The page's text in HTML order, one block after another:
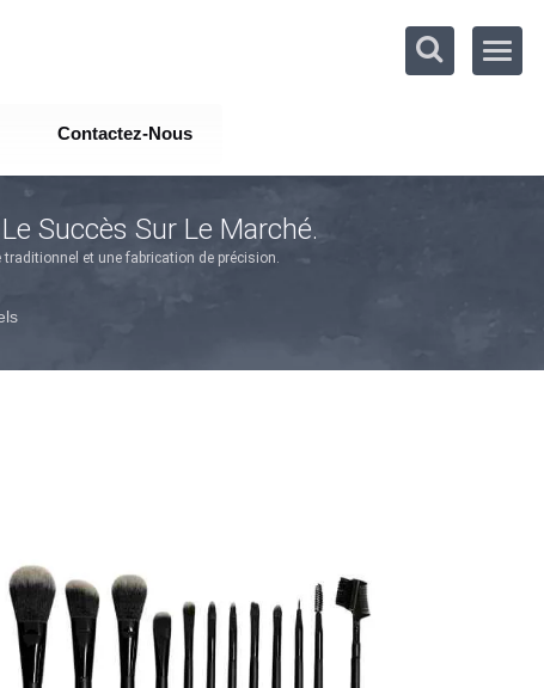
Contactez-Nous
Succès Sur Le Marché.
et une fabrication de précision.